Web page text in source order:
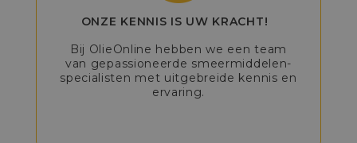
ONZE KENNIS IS UW KRACHT!
Bij OlieOnline hebben we een team
van gepassioneerde smeermiddelen-
specialisten met uitgebreide kennis en
ervaring.